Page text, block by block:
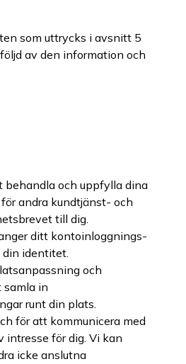
som uttrycks i avsnitt 5
av den information och
behandla och uppfylla dina
andra kundtjänst- och
till dig.
ditt kontoinloggnings-
din identitet.
och
samla in
runt din plats.
för att kommunicera med
intresse för dig. Vi kan
icke anslutna